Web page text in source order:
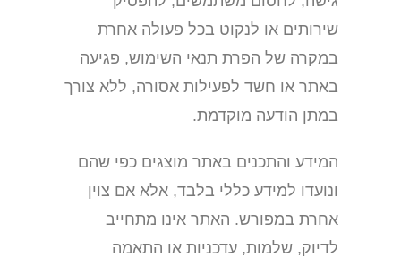
שירותים או לנקוט בכל פעולה אחרת
במקרה של הפרת תנאי השימוש, פגיעה
באתר או חשד לפעילות אסורה, ללא צורך
במתן הודעה מוקדמת.
המידע והתכנים באתר מוצגים כפי שהם
ונועדו למידע כללי בלבד, אלא אם צוין
אחרת במפורש. האתר אינו מתחייב
לדיוק, שלמות, עדכניות או התאמה